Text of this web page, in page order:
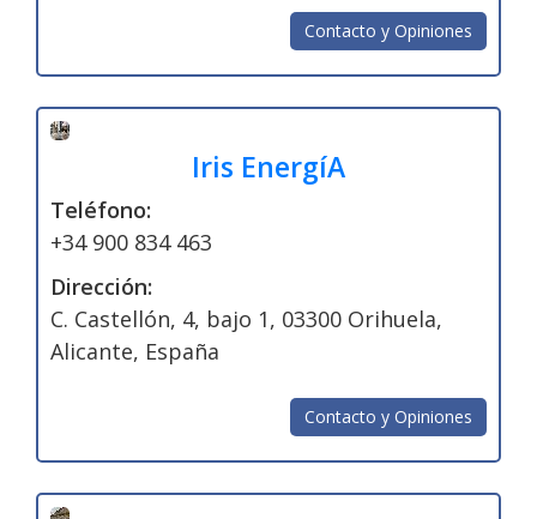
Contacto y Opiniones
Iris EnergíA
Teléfono:
+34 900 834 463
Dirección:
C. Castellón, 4, bajo 1, 03300 Orihuela,
Alicante, España
Contacto y Opiniones